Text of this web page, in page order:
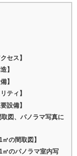
セス】
】
】
ティ】
設備】
図、パノラマ写真に
の間取図】
㎡のパノラマ室内写